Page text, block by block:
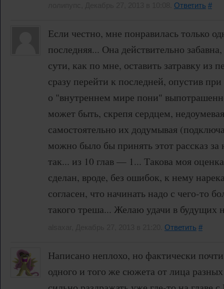
Ответить #
Если честно, мне понравилась только
последняя... Она действительно
сути, как по мне, оставить затравку из
сразу перейти к последней, опустив
о "внутреннем мире пони"
может быть, скрепя сердцем,
самостоятельно их додумывая
можно было бы принять этот рассказ
так... из 10 глав — 1... Такова моя
сделан, вроде, без ошибок, к нему
согласен, что начинать надо с чего-то
такого треша... Желаю удачи в будущих
Ответить #
Написано неплохо, но фактически
одного и того же сюжета от лица